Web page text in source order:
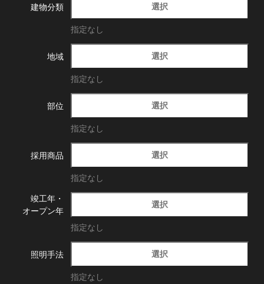
建物分類 選択
指定なし
地域 選択
指定なし
部位 選択
指定なし
採用商品 選択
指定なし
竣工年・
オープン年
選択
指定なし
照明手法 選択
指定なし